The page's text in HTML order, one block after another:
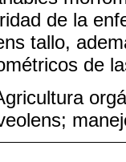
de la
tallo,
de